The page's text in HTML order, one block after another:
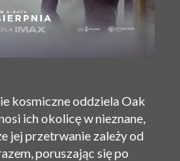
kosmiczne oddziela Oak
ich okolicę w nieznane,
​​jej przetrwanie zależy od
poruszając się po